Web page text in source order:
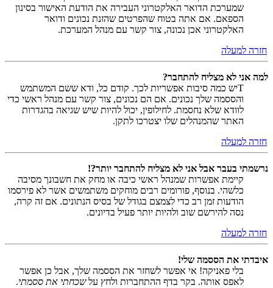
שמערכת הדואר האלקטרוני העבירה את הודעת האישור בסינון
הספאם. אם אתה בטוח שהפרטים שהזנת נכונים ודואר
האלקטרוני אכן נכונה, צור קשר עם מנהל המערכת.
חזרה למעלה
למה אני לא מצליח להתחבר?
Tיש כמה סיבות אפשריות לכך. קודם כל, ודא ששם המשתמש
והססמה שלך נכונים. אם הם נכונים, צור קשר עם מנהל ראשי כדי
לוודא שלא נחסמת. לחילופין, יכול להיות שיש שגיאה בהגדרות
האתר שהמנהלים שלו יצטרכו לתקן.
חזרה למעלה
נרשמתי בעבר אבל אני לא מצליח להתחבר יותר?!
קיימת אפשרות שמנהל ראשי כיבה או מחק את חשבונך מסיבה
כלשהי. בנוסף, פורומים רבים מוחקים משתמשים אשר לא פירסמו
הודעות זמן רב כדי לצמצם בגודל של בסיס הנתונים. אם זה קרה,
נסה להירשם שוב ולהיות יותר פעיל בדיונים.
חזרה למעלה
איבדתי את הססמה שלי!
בלי פאניקה! אי אפשר לשחזר את הססמה שלך, אבל כן אפשר
לאפס אותה. בקר בדף ההתחברות ולחץ עלשכחתי את ססמתי.